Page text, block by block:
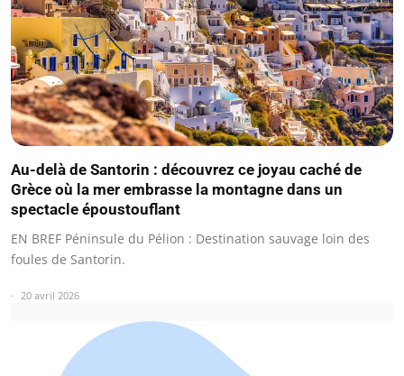
Au-delà de Santorin : découvrez ce joyau caché de
Grèce où la mer embrasse la montagne dans un
spectacle époustouflant
EN BREF Péninsule du Pélion : Destination sauvage loin des
foules de Santorin.
20 avril 2026